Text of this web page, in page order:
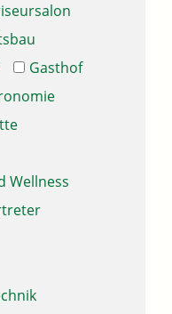
Gasthof
Wellness